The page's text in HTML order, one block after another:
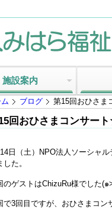
施設案内
ブログ 第15回おひさま
回おひさまコンサー
日（土）NPO法人ソーシャ
した。
のゲストはChizuRu様でした(๑
で3回目ですが、おひさまコン